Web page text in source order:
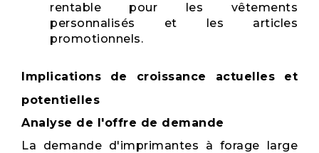
rentable pour les vêtements
personnalisés et les articles
promotionnels.
Implications de croissance actuelles et
potentielles
Analyse de l'offre de demande
La demande d'imprimantes à forage large